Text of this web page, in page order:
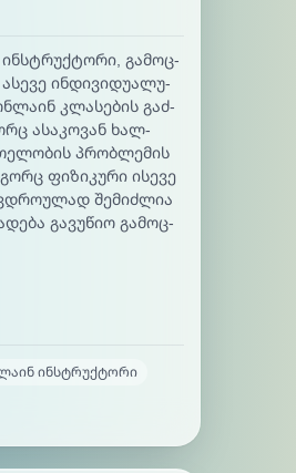
გა­მოც­
ინ­დი­ვი­დუა­ლუ­
კლა­სე­ბის გაძ­
ასა­კო­ვან ხალ­
პრობ­ლე­მის
ფი­ზი­კუ­რი ისე­ვე
შე­მიძ­ლია
გა­ვუ­წიო გა­მოც­
ინსტრუქტორი